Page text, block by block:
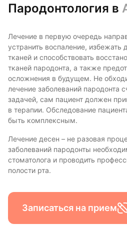
Пародонтология в
Лечение в первую очередь
устранить воспаление, избежать
тканей и способствовать
тканей пародонта, а также
осложнения в будущем. Не
лечение заболеваний пародонта
задачей, сам пациент должен
в терапии. Обследование
быть комплексным.
Лечение десен – не разовая
заболеваний пародонты
стоматолога и проводить
полости рта.
Записаться на прием